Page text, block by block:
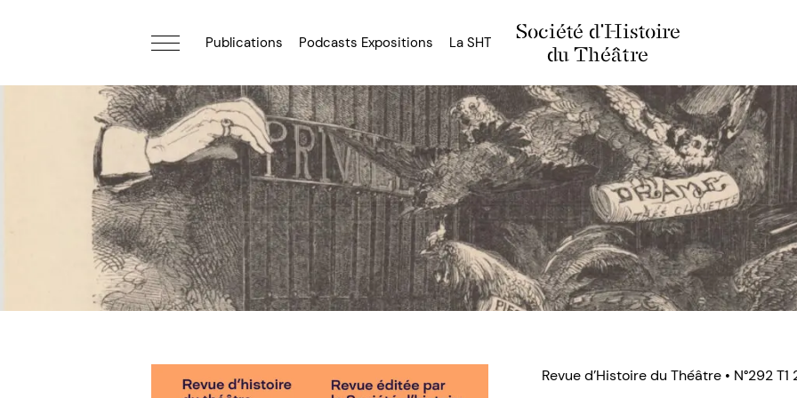
Société d'Histoire
du Théâtre
Publications Podcasts Expositions La SHT
Revue d’Histoire du Théâtre • N°292 T1